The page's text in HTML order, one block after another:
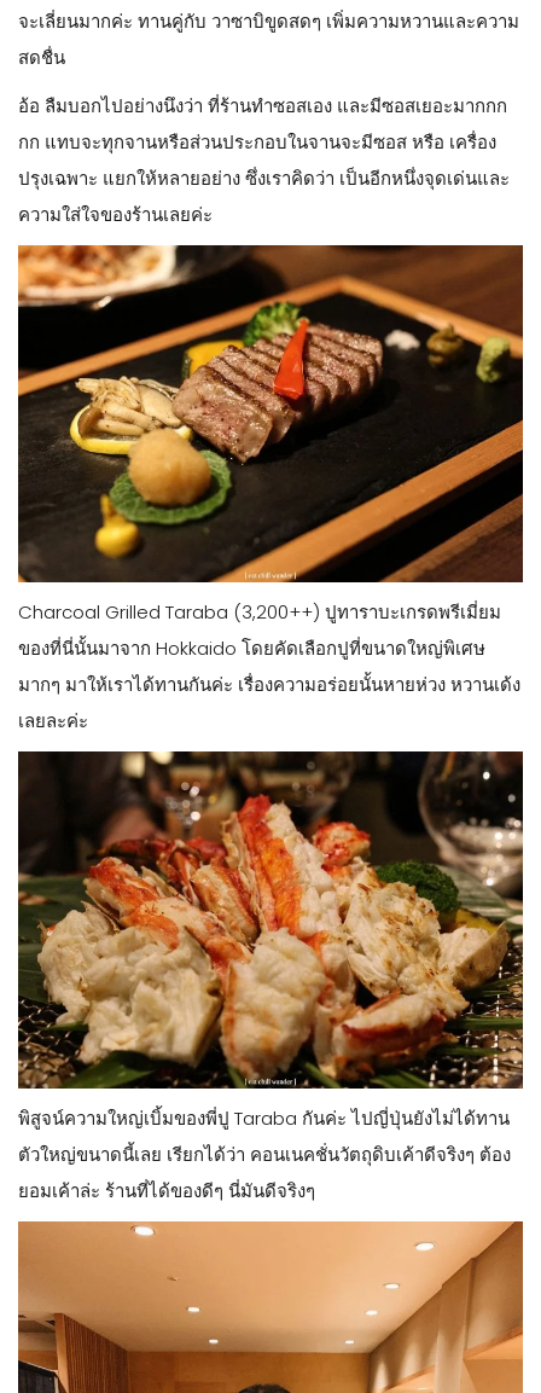
จะเลี่ยนมากค่ะ ทานคู่กับ วาซาบิขูดสดๆ เพิ่มความหวานและความ
สดชื่น
อ้อ ลืมบอกไปอย่างนึงว่า ที่ร้านทำซอสเอง และมีซอสเยอะมากกก
กก แทบจะทุกจานหรือส่วนประกอบในจานจะมีซอส หรือ เครื่อง
ปรุงเฉพาะ แยกให้หลายอย่าง ซึ่งเราคิดว่า เป็นอีกหนึ่งจุดเด่นและ
ความใส่ใจของร้านเลยค่ะ
Charcoal Grilled Taraba (3,200++) ปูทาราบะเกรดพรีเมี่ยม
ของที่นี่นั้นมาจาก Hokkaido โดยคัดเลือกปูที่ขนาดใหญ่พิเศษ
มากๆ มาให้เราได้ทานกันค่ะ เรื่องความอร่อยนั้นหายห่วง หวานเด้ง
เลยละค่ะ
พิสูจน์ความใหญ่เบิ้มของพี่ปู Taraba กันค่ะ ไปญี่ปุ่นยังไม่ได้ทาน
ตัวใหญ่ขนาดนี้เลย เรียกได้ว่า คอนเนคชั่นวัตถุดิบเค้าดีจริงๆ ต้อง
ยอมเค้าล่ะ ร้านที่ได้ของดีๆ นี่มันดีจริงๆ